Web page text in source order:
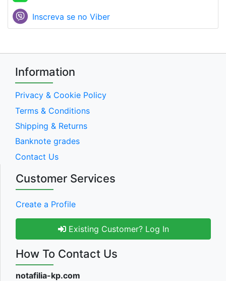
Inscreva se no Viber
Information
Privacy & Cookie Policy
Terms & Conditions
Shipping & Returns
Banknote grades
Contact Us
Customer Services
Create a Profile
Existing Customer? Log In
How To Contact Us
notafilia-kp.com